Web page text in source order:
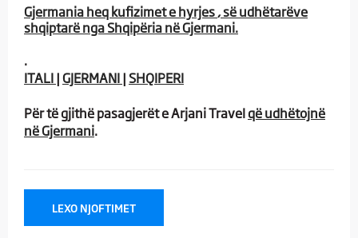
Gjermania heq kufizimet e hyrjes, së udhëtarëve
shqiptarë nga Shqipëria në Gjermani.
.
ITALI|GJERMANI| SHQIPERI​
Për të gjithë pasagjerët e Arjani Travelqë udhëtojnë
në Gjermani.
LEXO NJOFTIMET